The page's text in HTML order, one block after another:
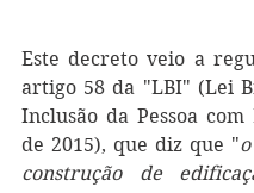
Este decreto veio a
artigo 58 da "LBI" (Lei
Inclusão da Pessoa com
de 2015), que diz que "
construção de